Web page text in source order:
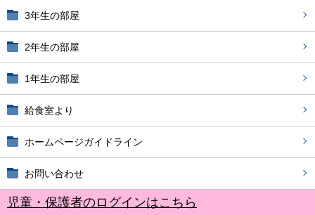
3年生の部屋
2年生の部屋
1年生の部屋
給食室より
ホームページガイドライン
お問い合わせ
児童・保護者のログインはこちら